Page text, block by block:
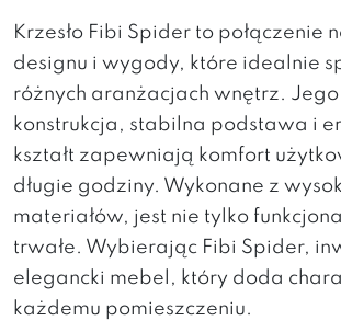
Krzesło Fibi Spider to połączenie
designu i wygody, które idealnie
różnych aranżacjach wnętrz. Jego
konstrukcja, stabilna podstawa i
kształt zapewniają komfort
długie godziny. Wykonane z
materiałów, jest nie tylko
trwałe. Wybierając Fibi Spider,
elegancki mebel, który doda
każdemu pomieszczeniu.